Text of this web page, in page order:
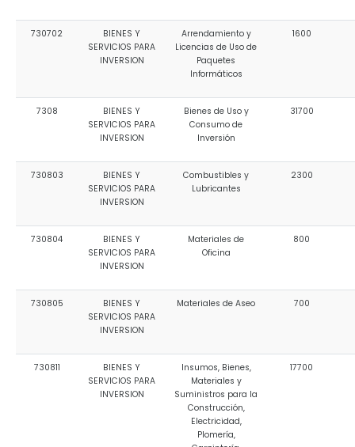
730702
BIENES Y
SERVICIOS PARA
INVERSION
Arrendamiento y
Licencias de Uso de
Paquetes
Informáticos
1600
7308
BIENES Y
SERVICIOS PARA
INVERSION
Bienes de Uso y
Consumo de
Inversión
31700
730803
BIENES Y
SERVICIOS PARA
INVERSION
Combustibles y
Lubricantes
2300
730804
BIENES Y
SERVICIOS PARA
INVERSION
Materiales de
Oficina
800
730805
BIENES Y
SERVICIOS PARA
INVERSION
Materiales de Aseo 700
730811
BIENES Y
SERVICIOS PARA
INVERSION
Insumos, Bienes,
Materiales y
Suministros para la
Construcción,
Electricidad,
Plomería,
17700